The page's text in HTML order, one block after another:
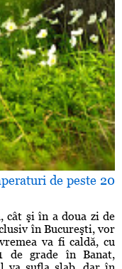
de peste 20
cât şi în a doua zi de
în Bucureşti, vor
va fi caldă, cu
de grade în Banat,